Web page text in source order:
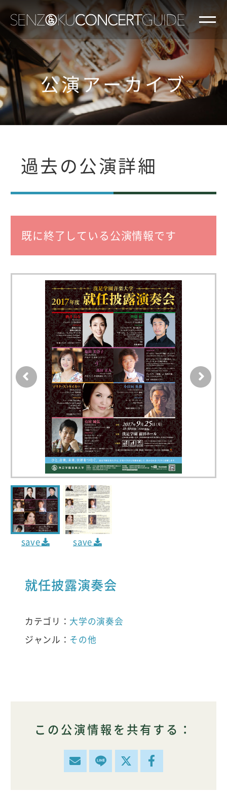
公演アーカイブ
過去の公演詳細
既に終了している公演情報です
save save
就任披露演奏会
カテゴリ： 大学の演奏会
ジャンル： その他
この公演情報を共有する：